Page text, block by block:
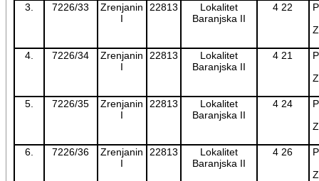
3. 7226/33
Zrenjanin
I
22813
Lokalitet
Baranjska II
4 22
4. 7226/34
Zrenjanin
I
22813
Lokalitet
Baranjska II
4 21
5. 7226/35
Zrenjanin
I
22813
Lokalitet
Baranjska II
4 24
6. 7226/36
Zrenjanin
I
22813
Lokalitet
Baranjska II
4 26